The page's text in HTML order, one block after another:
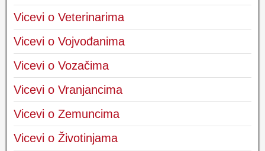
Vicevi o Veterinarima
Vicevi o Vojvođanima
Vicevi o Vozačima
Vicevi o Vranjancima
Vicevi o Zemuncima
Vicevi o Životinjama